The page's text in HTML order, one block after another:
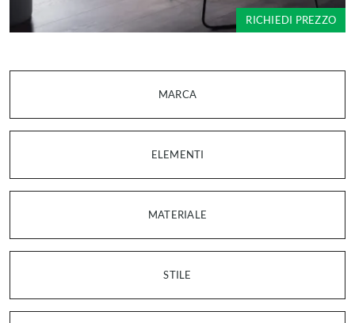
MARCA
ELEMENTI
MATERIALE
STILE
RICHIEDI PREZZO